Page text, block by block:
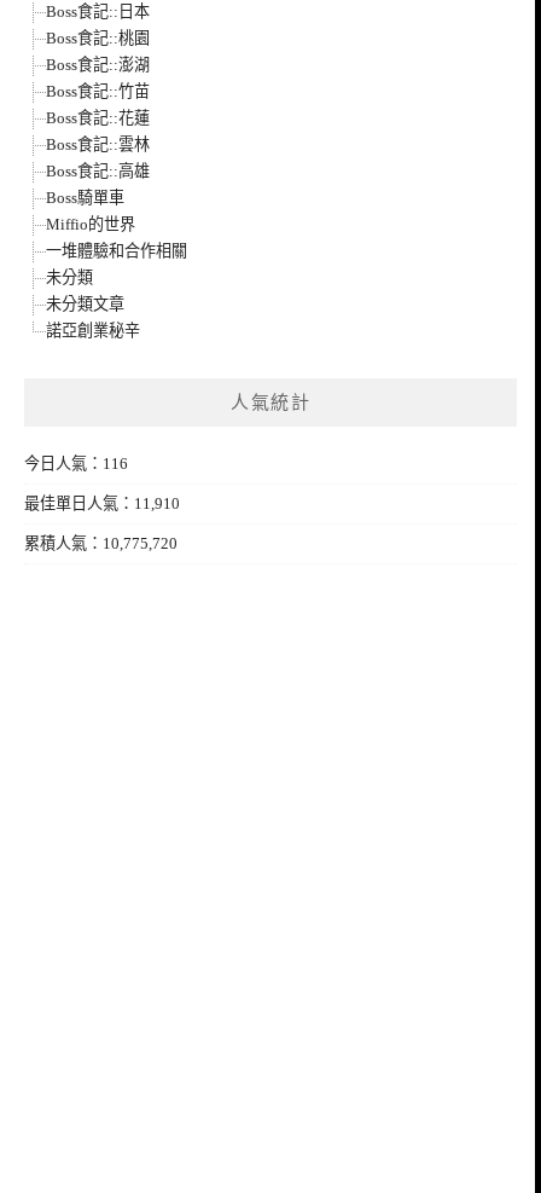
Boss食記::日本
Boss食記::桃園
Boss食記::澎湖
Boss食記::竹苗
Boss食記::花蓮
Boss食記::雲林
Boss食記::高雄
Boss騎單車
Miffio的世界
一堆體驗和合作相關
未分類
未分類文章
諾亞創業秘辛
人氣統計
今日人氣：116
最佳單日人氣：11,910
累積人氣：10,775,720